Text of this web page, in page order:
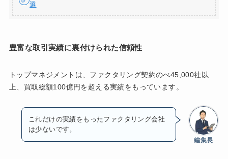
選
豊富な取引実績に裏付けられた信頼性
トップマネジメントは、ファクタリング契約のべ45,000社以
上、買取総額100億円を超える実績をもっています。
編集長
これだけの実績をもったファクタリング会社
は少ないです。